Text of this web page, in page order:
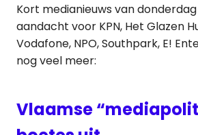
Kort medianieuws van donderdag
aandacht voor KPN, Het Glazen
Vodafone, NPO, Southpark, E!
nog veel meer:
Vlaamse